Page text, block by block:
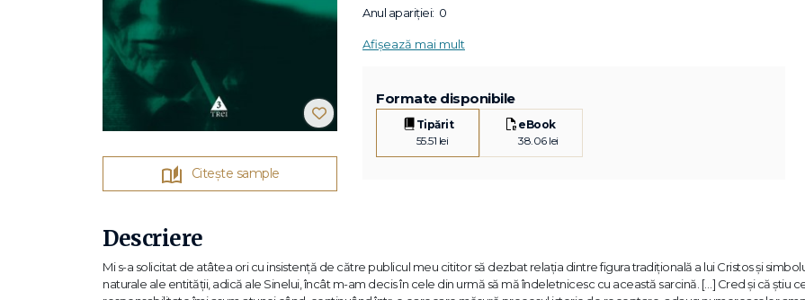
Citește sample
Anul apariției: 0
Afișează mai mult
Formate disponibile
Tipărit
55.51 lei
eBook
38.06 lei
Descriere
Mi s-a solicitat de atâtea ori cu insistenţă de către publicul meu cititor să dezbat relaţia dintre figura tradiţională a lui Cristos şi
naturale ale entităţii, adică ale Sinelui, încât m-am decis în cele din urmă să mă îndeletnicesc cu această sarcină. […] Cred şi că ştiu